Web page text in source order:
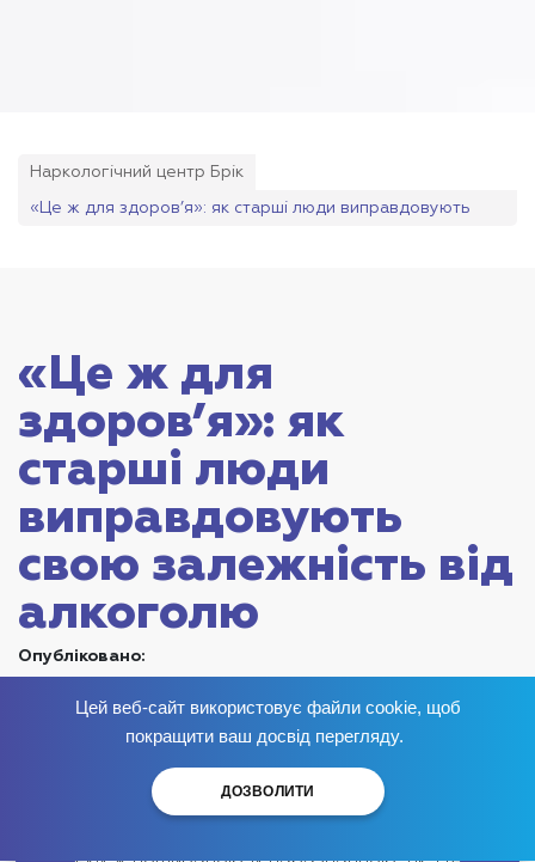
Цей веб-сайт використовує файли cookie, щоб
покращити ваш досвід перегляду.
ДОЗВОЛИТИ
Позбудься залежностізараз!
Наркологічний центр Брік
«Це ж для здоров’я»: як старші люди виправдовують
«Це ж для
здоров’я»: як
старші люди
виправдовують
свою залежність від
алкоголю
Опубліковано:
Суспільство часто приділяє увагу проблемам
алкоголізму переважно серед молоді, тоді як
алкоголізм у старшому віці залишається
малопоміченим явищем. Проте факти свідчать, що